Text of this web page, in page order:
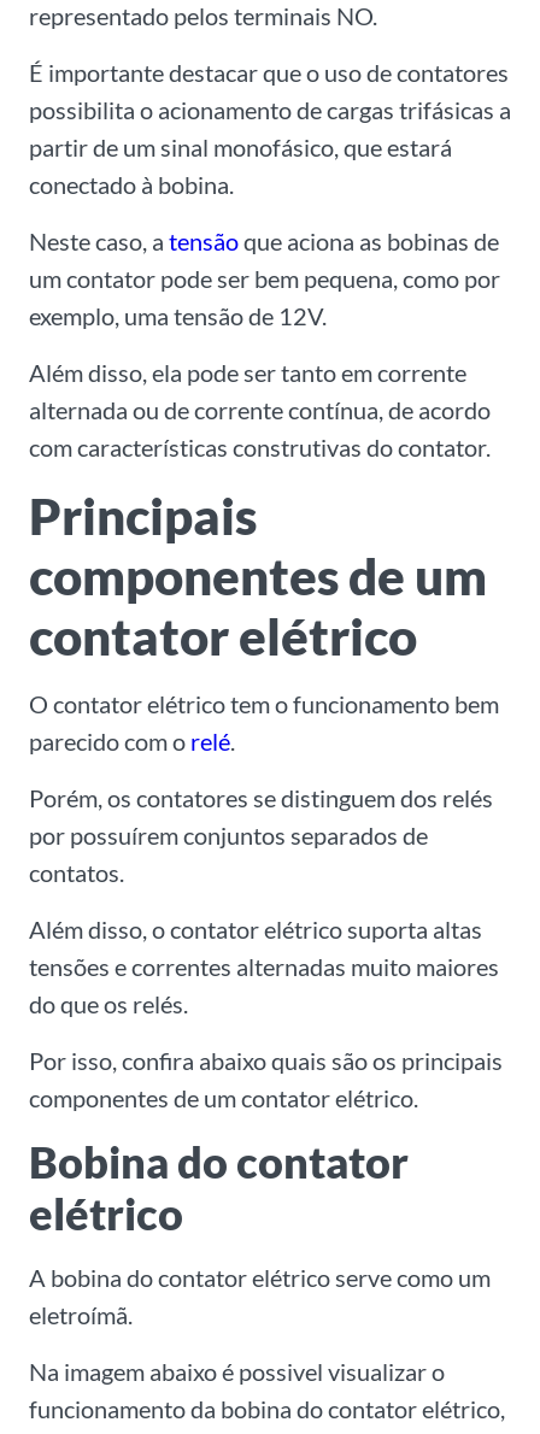
representado pelos terminais NO.
É importante destacar que o uso de contatores
possibilita o acionamento de cargas trifásicas a
partir de um sinal monofásico, que estará
conectado à bobina.
Neste caso, a tensãoque aciona as bobinas de
um contator pode ser bem pequena, como por
exemplo, uma tensão de 12V.
Além disso, ela pode ser tanto em corrente
alternada ou de corrente contínua, de acordo
com características construtivas do contator.
Principais
componentes de um
contator elétrico
O contator elétrico tem o funcionamento bem
parecido com o relé.
Porém, os contatores se distinguem dos relés
por possuírem conjuntos separados de
contatos.
Além disso, o contator elétrico suporta altas
tensões e correntes alternadas muito maiores
do que os relés.
Por isso, confira abaixo quais são os principais
componentes de um contator elétrico.
Bobina do contator
elétrico
A bobina do contator elétrico serve como um
eletroímã.
Na imagem abaixo é possivel visualizar o
funcionamento da bobina do contator elétrico,